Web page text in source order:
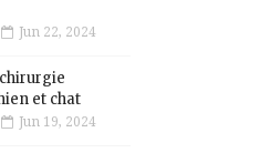
Jun 22, 2024
et chat
Jun 19, 2024